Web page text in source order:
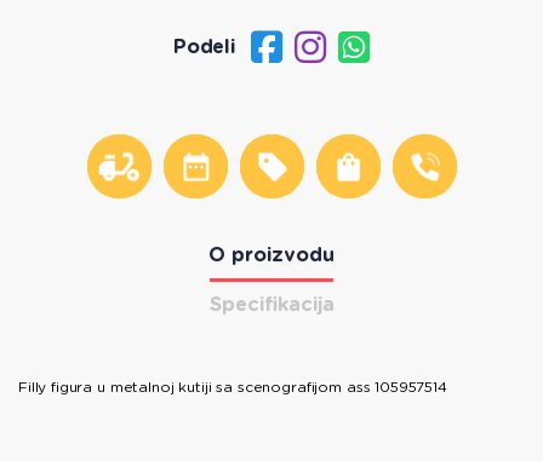
Podeli
O proizvodu
Specifikacija
Filly figura u metalnoj kutiji sa scenografijom ass 105957514